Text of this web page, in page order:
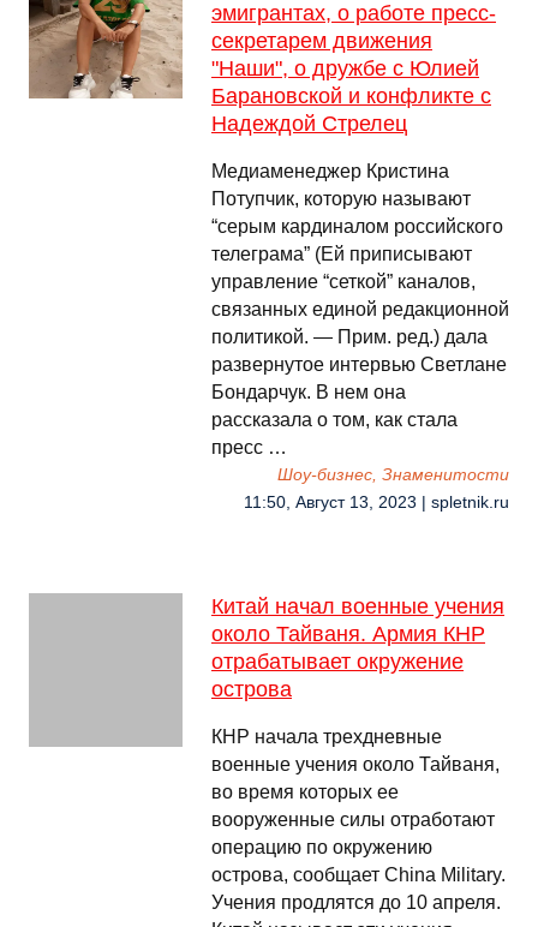
эмигрантах, о работе пресс-
секретарем движения
"Наши", о дружбе с Юлией
Барановской и конфликте с
Надеждой Стрелец
Медиаменеджер Кристина
Потупчик, которую называют
“серым кардиналом российского
телеграма” (Ей приписывают
управление “сеткой” каналов,
связанных единой редакционной
политикой. — Прим. ред.) дала
развернутое интервью Светлане
Бондарчук. В нем она
рассказала о том, как стала
пресс …
Шоу-бизнес, Знаменитости
11:50, Август 13, 2023 | spletnik.ru
Китай начал военные учения
около Тайваня. Армия КНР
отрабатывает окружение
острова
КНР начала трехдневные
военные учения около Тайваня,
во время которых ее
вооруженные силы отработают
операцию по окружению
острова, сообщает China Military.
Учения продлятся до 10 апреля.